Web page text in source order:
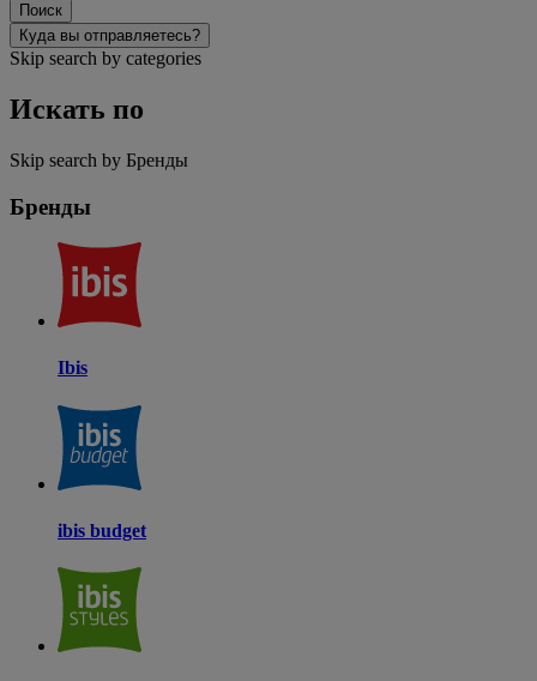
Поиск
Куда вы отправляетесь?
Skip search by categories
Искать по
Skip search by Бренды
Бренды
Ibis
ibis budget